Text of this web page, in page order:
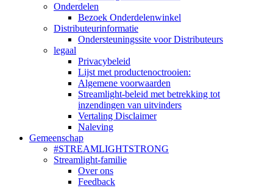
Onderdelen
Bezoek Onderdelenwinkel
Distributeurinformatie
Ondersteuningssite voor Distributeurs
legaal
Privacybeleid
Lijst met productenoctrooien:
Algemene voorwaarden
Streamlight-beleid met betrekking tot
inzendingen van uitvinders
Vertaling Disclaimer
Naleving
Gemeenschap
#STREAMLIGHTSTRONG
Streamlight-familie
Over ons
Feedback